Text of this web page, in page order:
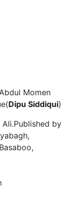
Momen
Dipu Siddiqui)
by